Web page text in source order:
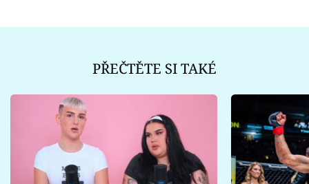
PŘEČTĚTE SI TAKÉ